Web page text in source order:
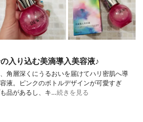
入り込む美滴導入美容液♪
角層深くにうるおいを届けてハリ密肌へ導
液。ピンクのボトルデザインが可愛すぎ
品があるし、キ…続きを見る